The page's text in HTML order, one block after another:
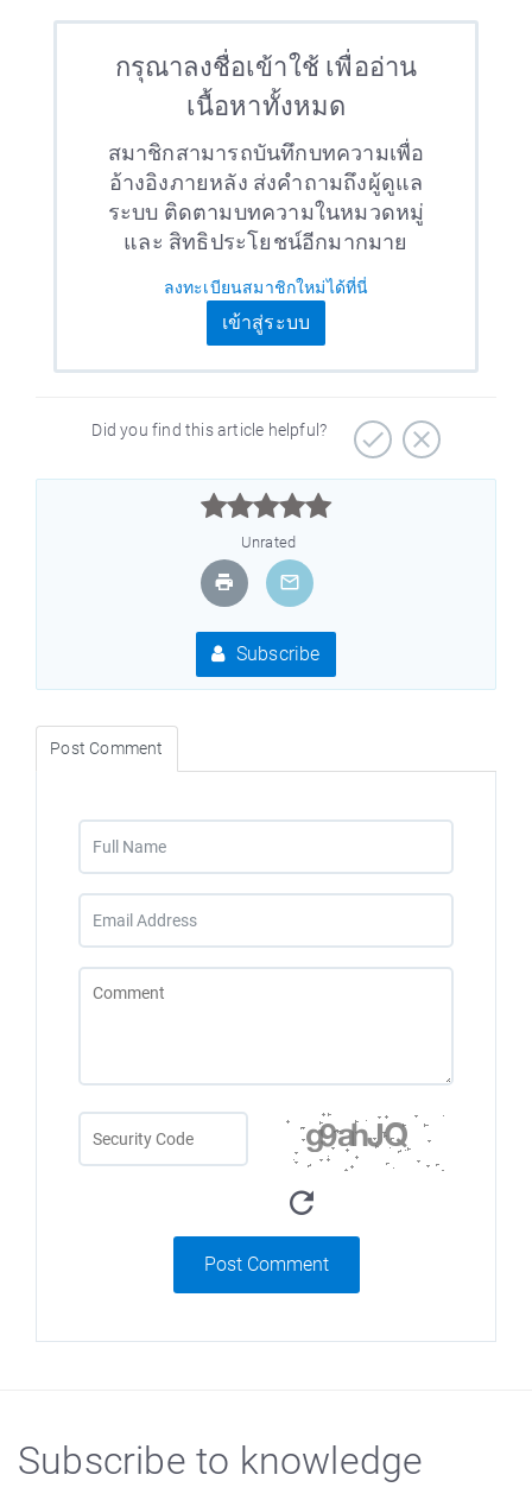
กรุณาลงชื่อเข้าใช้ เพื่ออ่าน
เนื้อหาทั้งหมด
สมาชิกสามารถบันทึกบทความเพื่อ
อ้างอิงภายหลัง ส่งคำถามถึงผู้ดูแล
ระบบ ติดตามบทความในหมวดหมู่
และ สิทธิประโยชน์อีกมากมาย
ลงทะเบียนสมาชิกใหม่ได้ที่นี่
เข้าสู่ระบบ
Did you find this article helpful?



Unrated
Subscribe
Post Comment
Post Comment
Subscribe to knowledge